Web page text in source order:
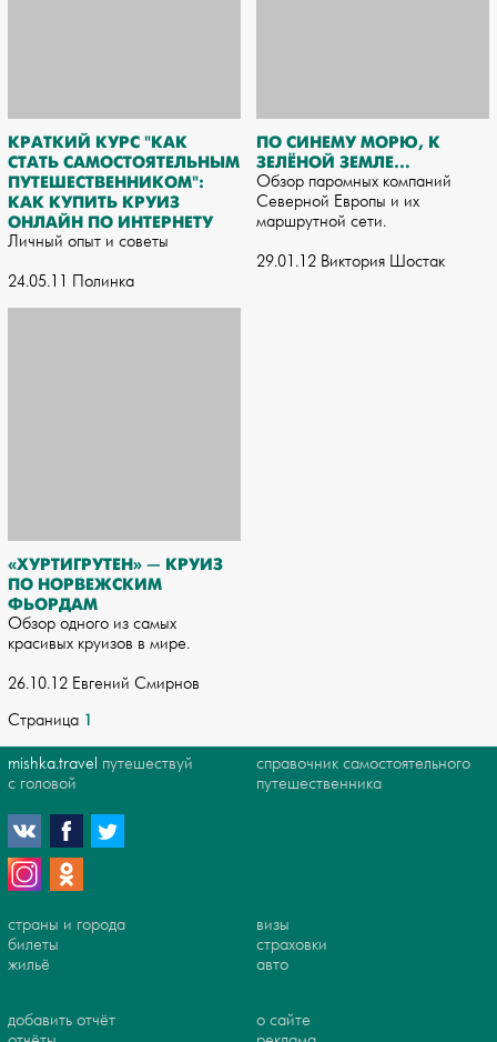
КРАТКИЙ КУРС "КАК
СТАТЬ САМОСТОЯТЕЛЬНЫМ
ПУТЕШЕСТВЕННИКОМ":
КАК КУПИТЬ КРУИЗ
ОНЛАЙН ПО ИНТЕРНЕТУ
Личный опыт и советы
24.05.11 Полинка
ПО СИНЕМУ МОРЮ, К
ЗЕЛЁНОЙ ЗЕМЛЕ…
Обзор паромных компаний
Северной Европы и их
маршрутной сети.
29.01.12 Виктория Шостак
«ХУРТИГРУТЕН» — КРУИЗ
ПО НОРВЕЖСКИМ
ФЬОРДАМ
Обзор одного из самых
красивых круизов в мире.
26.10.12 Евгений Смирнов
Страница 1
mishka.travel путешествуй
с головой
справочник самостоятельного
путешественника
страны и города
билеты
жильё
визы
страховки
авто
добавить отчёт
о сайте